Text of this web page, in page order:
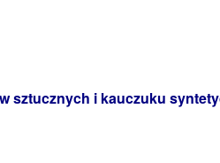
sztucznych i kauczuku